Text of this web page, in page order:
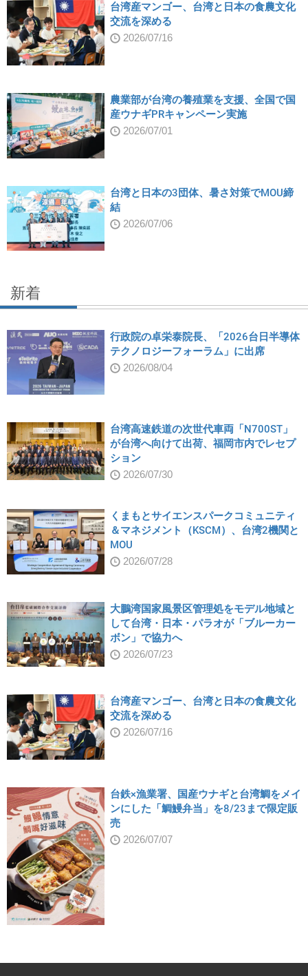
台湾産マンゴー、台湾と日本の食農文化
交流を深める
2026/07/16
農業部が台湾の養殖業を支援、全国で国
産ウナギPRキャンペーン実施
2026/07/01
台湾と日本の3団体、暑さ対策でMOU締
結
2026/07/06
新着
行政院の卓栄泰院長、「2026台日半導体
テクノロジーフォーラム」に出席
2026/08/04
台湾高速鉄道の次世代車両「N700ST」
が台湾へ向けて出荷、福岡市内でレセプ
ション
2026/07/30
くまもとサイエンスパークコミュニティ
＆マネジメント（KSCM）、台湾2機関と
MOU
2026/07/28
大鵬湾国家風景区管理処をモデル地域と
して台湾・日本・パラオが「ブルーカー
ボン」で協力へ
2026/07/23
台湾産マンゴー、台湾と日本の食農文化
交流を深める
2026/07/16
台鉄×漁業署、国産ウナギと台湾鯛をメイ
ンにした「鯛鰻弁当」を8/23まで限定販
売
2026/07/07